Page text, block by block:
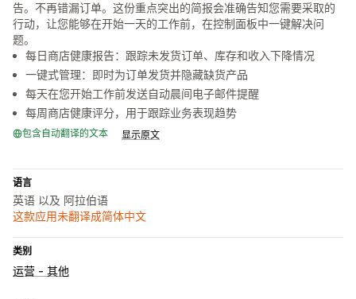
告。不再错漏订单。这份重点突出的简报会准确告知您需要采取的
行动，让您能够在开始一天的工作前，在控制面板中一键解决问
题。
每日商店健康报告：跟踪未发货订单、库存和收入下降情况
一键式管理：即时为订单发货并隐藏缺货产品
每天在您开始工作前发送自动晨间电子邮件提醒
每周商店健康评分，用于跟踪业务表现趋势
包含自动翻译的文本 显示原文
语言
英语 以及 阿拉伯语
这款应用未翻译成简体中文
类别
运营 - 其他